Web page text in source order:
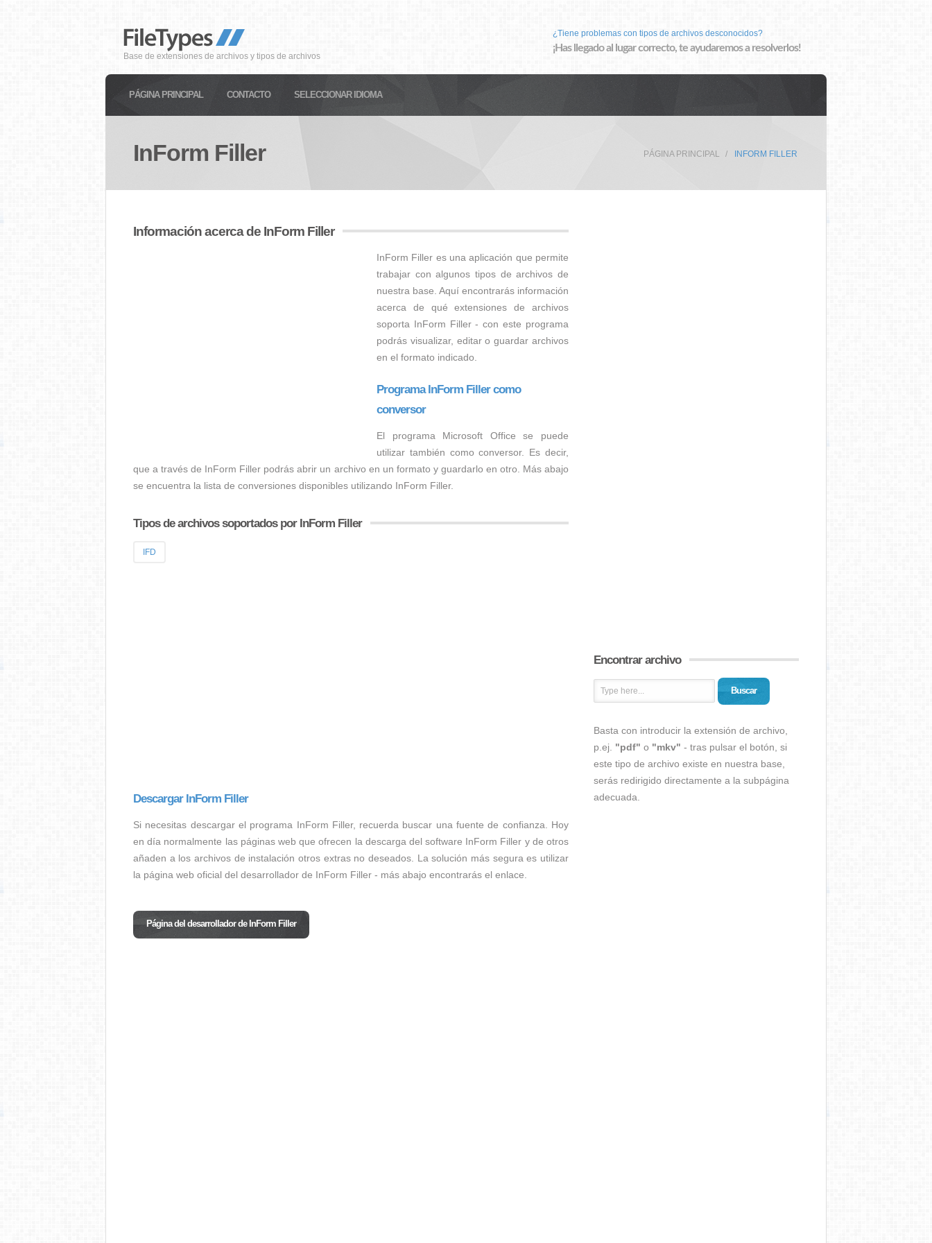
Base de extensiones de archivos y tipos de archivos
¿Tiene problemas con tipos de archivos desconocidos?
¡Has llegado al lugar correcto, te ayudaremos a resolverlos!
PÁGINA PRINCIPAL CONTACTO SELECCIONAR IDIOMA
InForm Filler PÁGINA PRINCIPAL INFORM FILLER
Información acerca de InForm Filler
InForm Filler es una aplicación que permite
trabajar con algunos tipos de archivos de
nuestra base. Aquí encontrarás información
acerca de qué extensiones de archivos
soporta InForm Filler - con este programa
podrás visualizar, editar o guardar archivos
en el formato indicado.
Programa InForm Filler como
conversor
El programa Microsoft Office se puede
utilizar también como conversor. Es decir,
que a través de InForm Filler podrás abrir un archivo en un formato y guardarlo en otro. Más abajo
se encuentra la lista de conversiones disponibles utilizando InForm Filler.
Tipos de archivos soportados por InForm Filler
IFD
Descargar InForm Filler
Si necesitas descargar el programa InForm Filler, recuerda buscar una fuente de confianza. Hoy
en día normalmente las páginas web que ofrecen la descarga del software InForm Filler y de otros
añaden a los archivos de instalación otros extras no deseados. La solución más segura es utilizar
la página web oficial del desarrollador de InForm Filler - más abajo encontrarás el enlace.
Página del desarrollador de InForm Filler
Encontrar archivo
Buscar
Basta con introducir la extensión de archivo,
p.ej. "pdf" o "mkv" - tras pulsar el botón, si
este tipo de archivo existe en nuestra base,
serás redirigido directamente a la subpágina
adecuada.